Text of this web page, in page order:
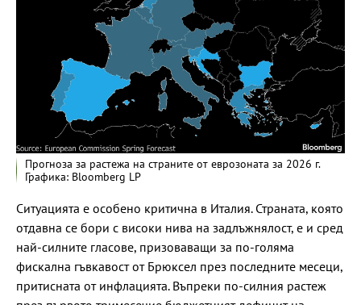
Прогноза за растежа на страните от еврозоната за 2026 г.
Графика: Bloomberg LP
Ситуацията е особено критична в Италия. Страната, която
отдавна се бори с високи нива на задлъжнялост, е и сред
най-силните гласове, призоваващи за по-голяма
фискална гъвкавост от Брюксел през последните месеци,
притисната от инфлацията. Въпреки по-силния растеж